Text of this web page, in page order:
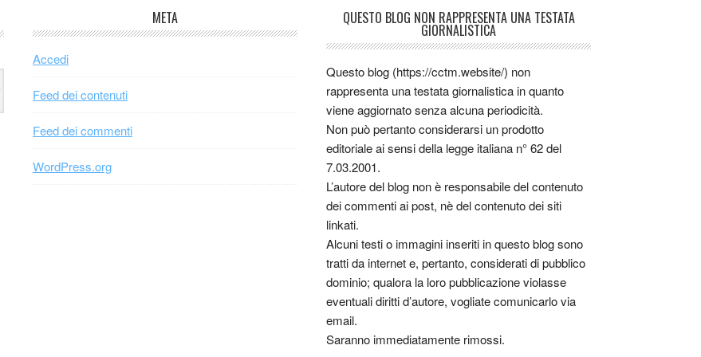
META
Accedi
Feed dei contenuti
Feed dei commenti
WordPress.org
QUESTO BLOG NON RAPPRESENTA UNA TESTATA
GIORNALISTICA
Questo blog (https://cctm.website/) non
rappresenta una testata giornalistica in quanto
viene aggiornato senza alcuna periodicità.
Non può pertanto considerarsi un prodotto
editoriale ai sensi della legge italiana n° 62 del
7.03.2001.
L’autore del blog non è responsabile del contenuto
dei commenti ai post, nè del contenuto dei siti
linkati.
Alcuni testi o immagini inseriti in questo blog sono
tratti da internet e, pertanto, considerati di pubblico
dominio; qualora la loro pubblicazione violasse
eventuali diritti d’autore, vogliate comunicarlo via
email.
Saranno immediatamente rimossi.